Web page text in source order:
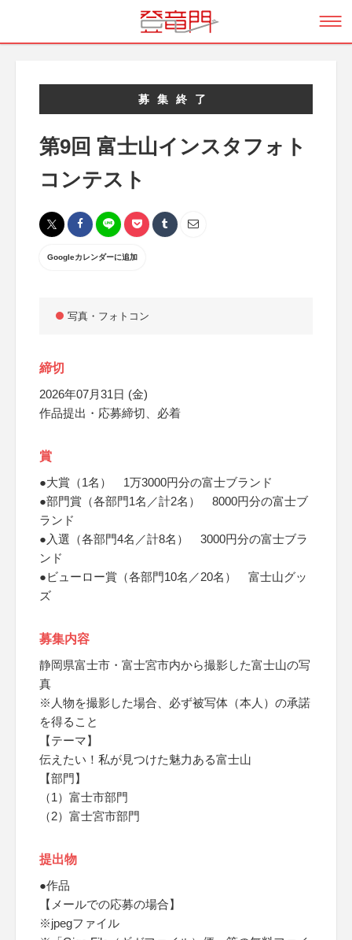
募集終了
第9回 富士山インスタフォト
コンテスト
Googleカレンダーに追加
写真・フォトコン
締切
2026年07月31日 (金)
作品提出・応募締切、必着
賞
●大賞（1名） 1万3000円分の富士ブランド
●部門賞（各部門1名／計2名） 8000円分の富士ブ
ランド
●入選（各部門4名／計8名） 3000円分の富士ブラ
ンド
●ビューロー賞（各部門10名／20名） 富士山グッ
ズ
募集内容
静岡県富士市・富士宮市内から撮影した富士山の写
真
※人物を撮影した場合、必ず被写体（本人）の承諾
を得ること
【テーマ】
伝えたい！私が見つけた魅力ある富士山
【部門】
（1）富士市部門
（2）富士宮市部門
提出物
●作品
【メールでの応募の場合】
※jpegファイル